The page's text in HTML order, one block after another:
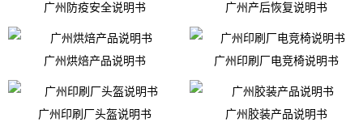
广州防疫安全说明书 广州产后恢复说明书
广州烘焙产品说明书 广州印刷厂电竞椅说明书
广州印刷厂头盔说明书 广州胶装产品说明书